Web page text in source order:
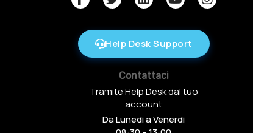
Help Desk Support
Contattaci
Tramite Help Desk dal tuo
account
Da Lunedi a Venerdi